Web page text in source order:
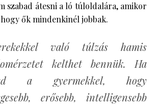
szabad átesni a ló túloldalára, amikor
ők mindenkinél jobbak.
való túlzás hamis
kelthet bennük. Ha
a gyermekkel, hogy
erősebb, intelligensebb